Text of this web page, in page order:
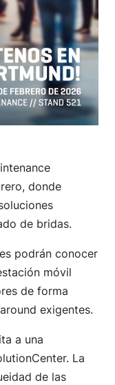
donde
de bridas.
podrán conocer
móvil
de forma
exigentes.
a una
La
de las